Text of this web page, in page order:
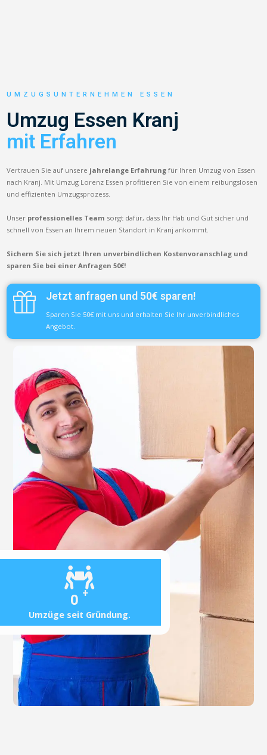
0 +
Umzüge seit Gründung.
UMZUGSUNTERNEHMEN ESSEN
Umzug Essen Kranj
mit Erfahren
Vertrauen Sie auf unsere jahrelange Erfahrung für Ihren Umzug von Essen
nach Kranj. Mit Umzug Lorenz Essen profitieren Sie von einem reibungslosen
und effizienten Umzugsprozess.
Unser professionelles Team sorgt dafür, dass Ihr Hab und Gut sicher und
schnell von Essen an Ihrem neuen Standort in Kranj ankommt.
Sichern Sie sich jetzt Ihren unverbindlichen Kostenvoranschlag und
sparen Sie bei einer Anfragen 50€!
Jetzt anfragen und 50€ sparen!
Sparen Sie 50€ mit uns und erhalten Sie Ihr unverbindliches
Angebot.